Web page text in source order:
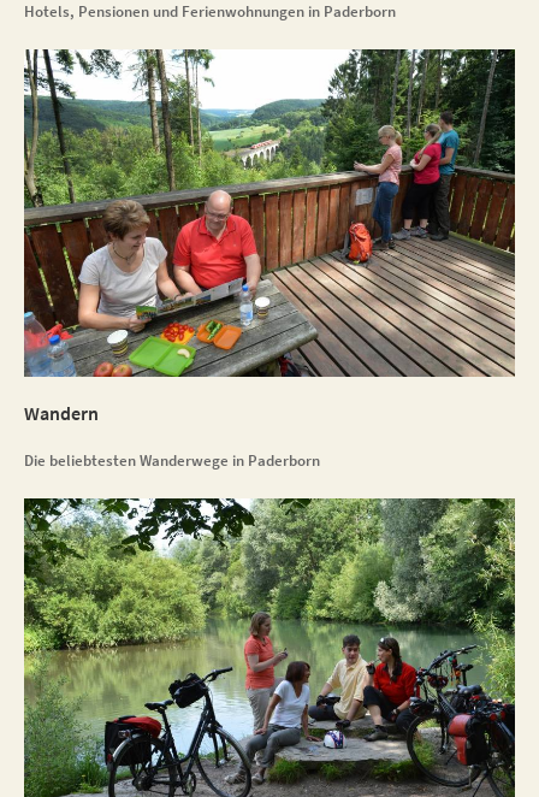
Hotels, Pensionen und Ferienwohnungen in Paderborn
Wandern
Die beliebtesten Wanderwege in Paderborn